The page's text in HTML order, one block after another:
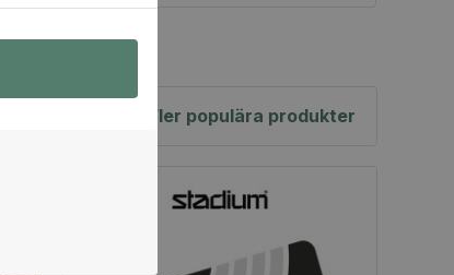
Fler populära produkter